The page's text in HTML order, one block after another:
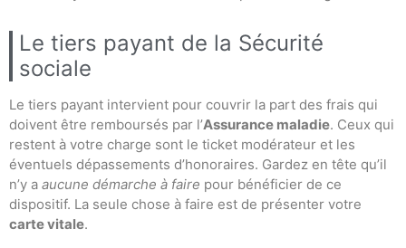
Le tiers payant de la Sécurité
sociale
Le tiers payant intervient pour couvrir la part des frais qui
doivent être remboursés par l’Assurance maladie. Ceux qui
restent à votre charge sont le ticket modérateur et les
éventuels dépassements d’honoraires. Gardez en tête qu’il
n’y a aucune démarche à faire pour bénéficier de ce
dispositif. La seule chose à faire est de présenter votre
carte vitale.